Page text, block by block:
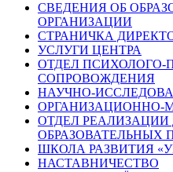
СВЕДЕНИЯ ОБ
ОРГАНИЗАЦИИ
СТРАНИЧКА
УСЛУГИ ЦЕНТРА
ОТДЕЛ ПСИХОЛОГО-
СОПРОВОЖДЕНИЯ
НАУЧНО-
ОРГАНИЗАЦИОННО-
ОТДЕЛ
ОБРАЗОВАТЕЛЬНЫХ
ШКОЛА РАЗВИТИЯ
НАСТАВНИЧЕСТВО